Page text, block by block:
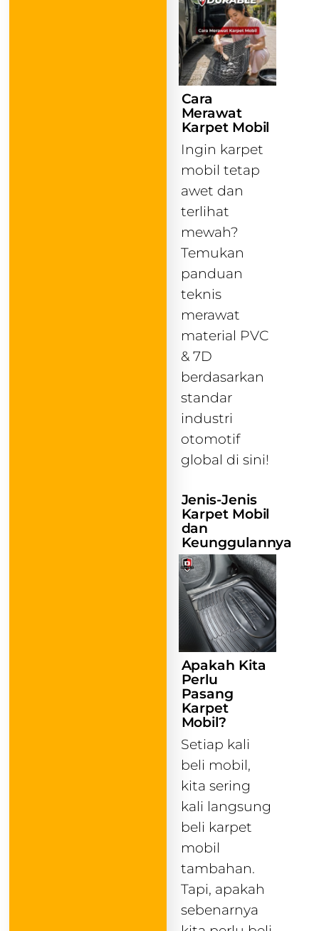
Cara
Merawat
Karpet Mobil
Ingin karpet
mobil tetap
awet dan
terlihat
mewah?
Temukan
panduan
teknis
merawat
material PVC
& 7D
berdasarkan
standar
industri
otomotif
global di sini!
Jenis-Jenis
Karpet Mobil
dan
Keunggulannya
Apakah Kita
Perlu
Pasang
Karpet
Mobil?
Setiap kali
beli mobil,
kita sering
kali langsung
beli karpet
mobil
tambahan.
Tapi, apakah
sebenarnya